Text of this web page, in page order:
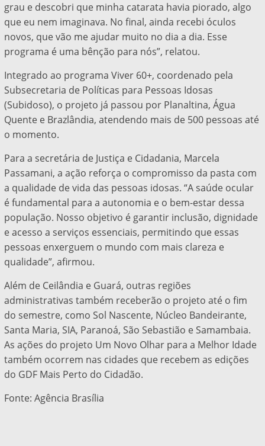
grau e descobri que minha catarata havia piorado, algo
que eu nem imaginava. No final, ainda recebi óculos
novos, que vão me ajudar muito no dia a dia. Esse
programa é uma bênção para nós”, relatou.
Integrado ao programa Viver 60+, coordenado pela
Subsecretaria de Políticas para Pessoas Idosas
(Subidoso), o projeto já passou por Planaltina, Água
Quente e Brazlândia, atendendo mais de 500 pessoas até
o momento.
Para a secretária de Justiça e Cidadania, Marcela
Passamani, a ação reforça o compromisso da pasta com
a qualidade de vida das pessoas idosas. “A saúde ocular
é fundamental para a autonomia e o bem-estar dessa
população. Nosso objetivo é garantir inclusão, dignidade
e acesso a serviços essenciais, permitindo que essas
pessoas enxerguem o mundo com mais clareza e
qualidade”, afirmou.
Além de Ceilândia e Guará, outras regiões
administrativas também receberão o projeto até o fim
do semestre, como Sol Nascente, Núcleo Bandeirante,
Santa Maria, SIA, Paranoá, São Sebastião e Samambaia.
As ações do projeto Um Novo Olhar para a Melhor Idade
também ocorrem nas cidades que recebem as edições
do GDF Mais Perto do Cidadão.
Fonte: Agência Brasília